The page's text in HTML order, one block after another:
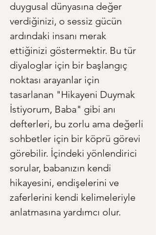
duygusal dünyasına değer
verdiğinizi, o sessiz gücün
ardındaki insanı merak
ettiğinizi göstermektir. Bu tür
diyaloglar için bir başlangıç
noktası arayanlar için
tasarlanan "Hikayeni Duymak
İstiyorum, Baba" gibi anı
defterleri, bu zorlu ama değerli
sohbetler için bir köprü görevi
görebilir. İçindeki yönlendirici
sorular, babanızın kendi
hikayesini, endişelerini ve
zaferlerini kendi kelimeleriyle
anlatmasına yardımcı olur.